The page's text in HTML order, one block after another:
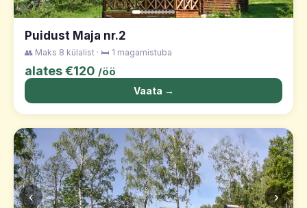
Puidust Maja nr.2
👥 Maks 8 külalist · 🛏️ 1 magamistuba
alates €120 /öö
Vaata →
‹ ›